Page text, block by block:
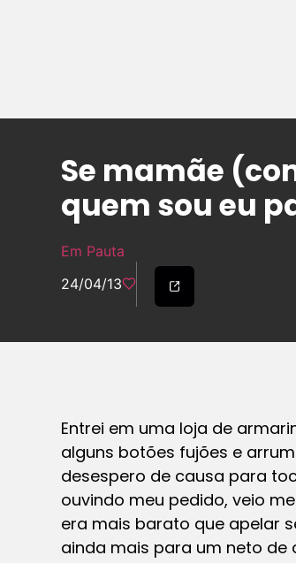
Se mamãe
quem sou eu
Em Pauta
24/04/13
Entrei em uma loja de
alguns botões fujões e
desespero de causa para
ouvindo meu pedido, veio
era mais barato que apelar
ainda mais para um neto de